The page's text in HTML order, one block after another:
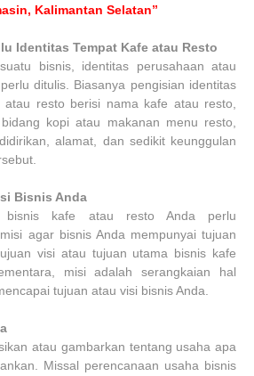
Kalimantan Selatan”
Identitas Tempat Kafe atau Resto
bisnis, identitas perusahaan atau
ditulis. Biasanya pengisian identitas
resto berisi nama kafe atau resto,
kopi atau makanan menu resto,
alamat, dan sedikit keunggulan
Bisnis Anda
bisnis kafe atau resto Anda perlu
agar bisnis Anda mempunyai tujuan
visi atau tujuan utama bisnis kafe
misi adalah serangkaian hal
tujuan atau visi bisnis Anda.
atau gambarkan tentang usaha apa
Missal perencanaan usaha bisnis